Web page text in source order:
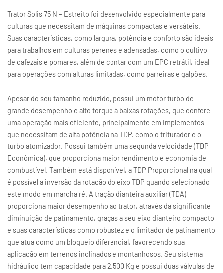
Trator Solis 75 N – Estreito foi desenvolvido especialmente para
culturas que necessitam de máquinas compactas e versáteis.
Suas características, como largura, potência e conforto são ideais
para trabalhos em culturas perenes e adensadas, como o cultivo
de cafezais e pomares, além de contar com um EPC retrátil, ideal
para operações com alturas limitadas, como parreiras e galpões.
Apesar do seu tamanho reduzido, possui um motor turbo de
grande desempenho e alto torque à baixas rotações, que confere
uma operação mais eficiente, principalmente em implementos
que necessitam de alta potência na TDP, como o triturador e o
turbo atomizador. Possui também uma segunda velocidade (TDP
Econômica), que proporciona maior rendimento e economia de
combustível. Também está disponível, a TDP Proporcional na qual
é possível a inversão da rotação do eixo TDP quando selecionado
este modo em marcha ré. A tração dianteira auxiliar (TDA)
proporciona maior desempenho ao trator, através da significante
diminuição de patinamento, graças a seu eixo dianteiro compacto
e suas características como robustez e o limitador de patinamento
que atua como um bloqueio diferencial, favorecendo sua
aplicação em terrenos inclinados e montanhosos. Seu sistema
hidráulico tem capacidade para 2.500 Kg e possui duas válvulas de